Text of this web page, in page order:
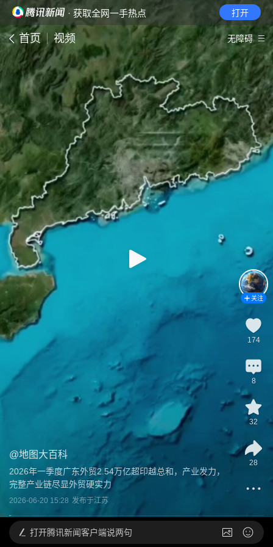
· 获取全网一手热点 打开
首页 视频 无障碍
@地图大百科
2026年一季度广东外贸2.54万亿超印越总和，产业发力，
完整产业链尽显外贸硬实力
2026-06-20 15:28 发布于江苏
关注
174
8
32
28
打开腾讯新闻客户端说两句